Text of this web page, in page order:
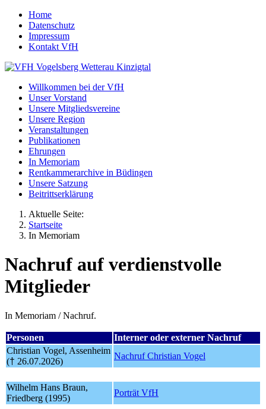
Home
Datenschutz
Impressum
Kontakt VfH
Willkommen bei der VfH
Unser Vorstand
Unsere Mitgliedsvereine
Unsere Region
Veranstaltungen
Publikationen
Ehrungen
In Memoriam
Rentkammerarchive in Büdingen
Unsere Satzung
Beitrittserklärung
Aktuelle Seite:
Startseite
In Memoriam
Nachruf auf verdienstvolle
Mitglieder
In Memoriam / Nachruf.
Personen
Interner oder externer Nachruf
Christian Vogel, Assenheim
(† 26.07.2026)
Nachruf Christian Vogel
Wilhelm Hans Braun,
Friedberg (1995)
Porträt VfH